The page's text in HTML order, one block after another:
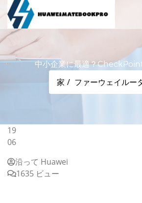
中小企業に最適？
家 ファーウェイルー
19
06
沿って Huawei
1635 ビュー